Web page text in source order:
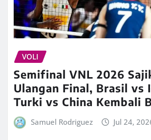
VOLI
Semifinal VNL 2026
Ulangan Final, Brasil vs
Turki vs China Kembali
Samuel Rodriguez Jul 24,